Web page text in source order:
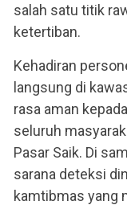
salah satu titik
ketertiban.
Kehadiran
langsung di
rasa aman
seluruh
Pasar Saik. Di
sarana deteksi
kamtibmas yang